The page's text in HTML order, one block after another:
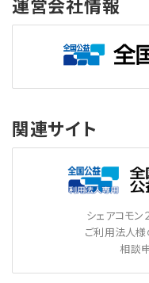
関連サイト
シェアコモン
ご利用法人様
相談